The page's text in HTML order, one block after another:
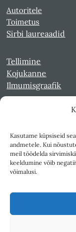
Kasutame küpsiseid
andmetele. Kui
meil töödelda
keeldumine võib
võimalusi.
Autoritele
Toimetus
Sirbi laureaadid
Tellimine
Kojukanne
Ilmumisgraafik
Kultuurileht 1994-
Reede 1989-1990
Sirp ja Vasar
Teksti- ja